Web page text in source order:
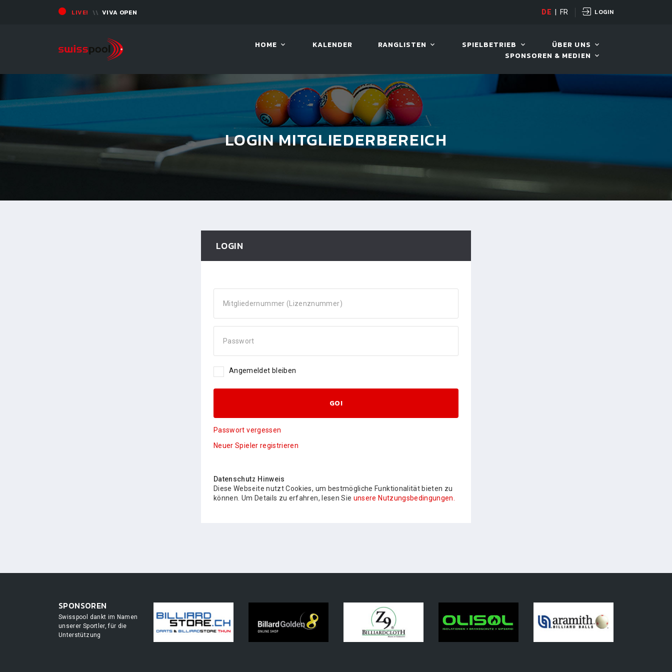
LIVE! VIVA OPEN LIVE! VIVA OPEN
DE FR LOGIN
HOME KALENDER RANGLISTEN SPIELBETRIEB
ÜBER UNS
SPONSOREN & MEDIEN
LOGIN MITGLIEDERBEREICH
LOGIN
Mitgliedernummer (Lizenznummer)
Passwort
Angemeldet bleiben
GO!
Passwort vergessen
Neuer Spieler registrieren
Datenschutz Hinweis
Diese Webseite nutzt Cookies, um bestmögliche Funktionalität bieten zu
können. Um Details zu erfahren, lesen Sie unsere Nutzungsbedingungen.
SPONSOREN
Swisspool dankt im Namen
unserer Sportler, für die
Unterstützung